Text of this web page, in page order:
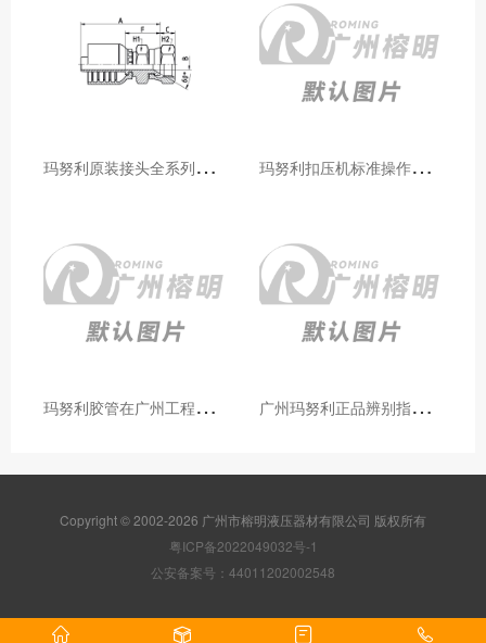
玛
努利原装接头全系列型号解析：广州客户选型必备指南 玛
努利扣压机标准操作流程：广州代理手把手教学（新手也能学会）
玛
努利胶管在广州工程机械领域的应用案例与效果分析 广
州玛努利正品辨别指南：如何区分原装 Manuli 胶管 / 接头 / 扣压机（代理专业版）
Copyright © 2002-2026 广州市榕明液压器材有限公司 版权所有
粤ICP备2022049032号-1
公安备案号：44011202002548